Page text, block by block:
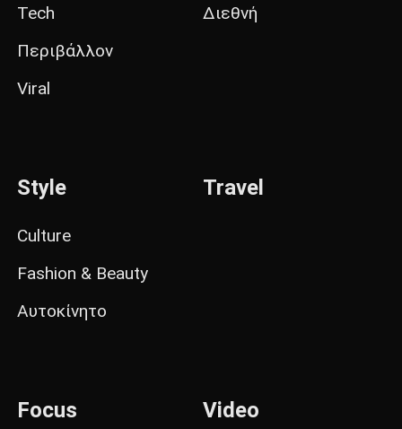
Tech
Περιβάλλον
Viral
Διεθνή
Style
Culture
Fashion & Beauty
Αυτοκίνητο
Travel
Focus Video